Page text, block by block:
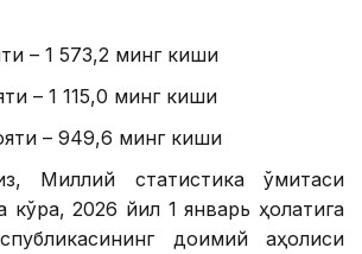
– 1 573,2 минг киши
– 1 115,0 минг киши
– 949,6 минг киши
Миллий статистика қўмитаси
кўра, 2026 йил 1 январь ҳолатига
доимий аҳолиси